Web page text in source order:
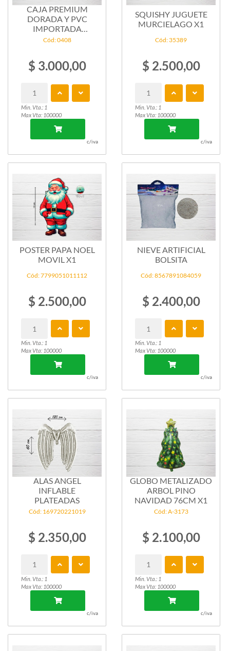
CAJA PREMIUM
DORADA Y PVC
IMPORTADA
22X22X16 X1U
Cód: 0408
$ 3.000,00
Min. Vta.: 1
Max Vta: 100000
c/iva
SQUISHY JUGUETE
MURCIELAGO X1
Cód: 35389
$ 2.500,00
Min. Vta.: 1
Max Vta: 100000
c/iva
POSTER PAPA NOEL
MOVIL X1
Cód: 7799051011112
$ 2.500,00
Min. Vta.: 1
Max Vta: 100000
c/iva
NIEVE ARTIFICIAL
BOLSITA
Cód: 8567891084059
$ 2.400,00
Min. Vta.: 1
Max Vta: 100000
c/iva
ALAS ANGEL
INFLABLE
PLATEADAS
Cód: 169720221019
$ 2.350,00
Min. Vta.: 1
Max Vta: 100000
c/iva
GLOBO METALIZADO
ARBOL PINO
NAVIDAD 76CM X1
Cód: A-3173
$ 2.100,00
Min. Vta.: 1
Max Vta: 100000
c/iva